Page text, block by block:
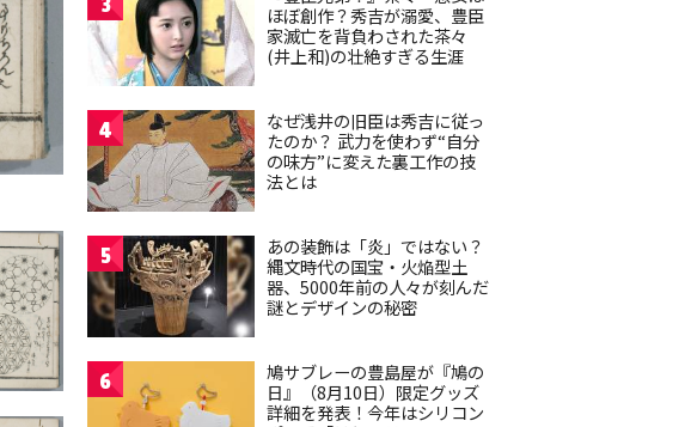
ほぼ創作？秀吉が溺愛、豊臣
家滅亡を背負わされた茶々
(井上和)の壮絶すぎる生涯
4
なぜ浅井の旧臣は秀吉に従っ
たのか？ 武力を使わず“自分
の味方”に変えた裏工作の技
法とは
5
あの装飾は「炎」ではない？
縄文時代の国宝・火焔型土
器、5000年前の人々が刻んだ
謎とデザインの秘密
6
鳩サブレーの豊島屋が『鳩の
日』（8月10日）限定グッズ
詳細を発表！今年はシリコン